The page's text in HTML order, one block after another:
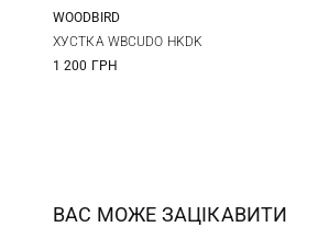
One size
WOODBIRD
ХУСТКА WBCUDO HKDK
1 200 ГРН
ВАС МОЖЕ ЗАЦІКАВИТИ